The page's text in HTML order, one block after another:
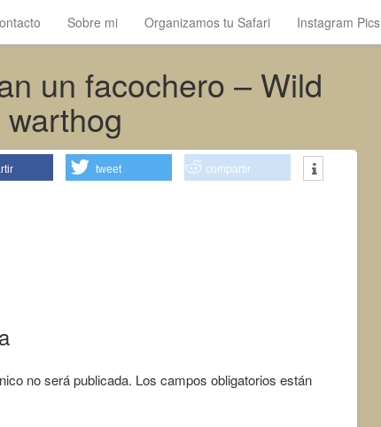
Sobre mi Organizamos tu Safari Instagram Pics
un facochero – Wild
tweet compartir
no será publicada. Los campos obligatorios están